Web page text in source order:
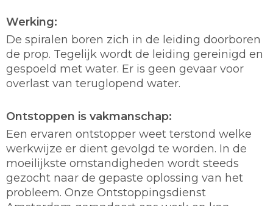
Werking:
De spiralen boren zich in de leiding doorboren
de prop. Tegelijk wordt de leiding gereinigd en
gespoeld met water. Er is geen gevaar voor
overlast van teruglopend water.
Ontstoppen is vakmanschap:
Een ervaren ontstopper weet terstond welke
werkwijze er dient gevolgd te worden. In de
moeilijkste omstandigheden wordt steeds
gezocht naar de gepaste oplossing van het
probleem. Onze Ontstoppingsdienst